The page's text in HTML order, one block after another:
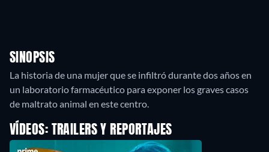
SINOPSIS
La historia de una mujer que se infiltró durante dos años en
un laboratorio farmacéutico para exponer los graves casos
de maltrato animal en este centro.
VÍDEOS: TRAILERS Y REPORTAJES